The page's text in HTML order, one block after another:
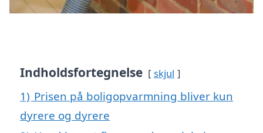
Indholdsfortegnelse skjul
1) Prisen på boligopvarmning bliver kun
dyrere og dyrere